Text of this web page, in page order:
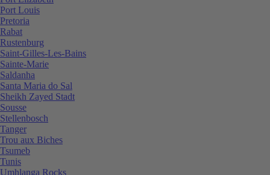
Port Louis
Pretoria
Rabat
Rustenburg
Saint-Gilles-Les-Bains
Sainte-Marie
Saldanha
Santa Maria do Sal
Sheikh Zayed Stadt
Sousse
Stellenbosch
Tanger
Trou aux Biches
Tsumeb
Tunis
Umhlanga Rocks